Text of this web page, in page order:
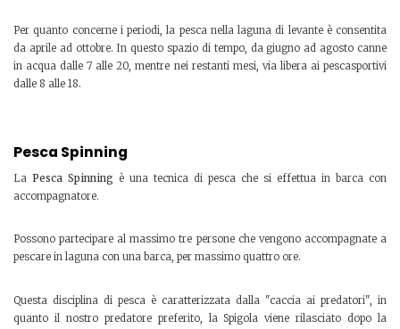
Per quanto concerne i periodi, la pesca nella laguna di levante è consentita
da aprile ad ottobre. In questo spazio di tempo, da giugno ad agosto canne
in acqua dalle 7 alle 20, mentre nei restanti mesi, via libera ai pescasportivi
dalle 8 alle 18.
Pesca Spinning
La Pesca Spinning è una tecnica di pesca che si effettua in barca con
accompagnatore.
Possono partecipare al massimo tre persone che vengono accompagnate a
pescare in laguna con una barca, per massimo quattro ore.
Questa disciplina di pesca è caratterizzata dalla "caccia ai predatori", in
quanto il nostro predatore preferito, la Spigola viene rilasciato dopo la